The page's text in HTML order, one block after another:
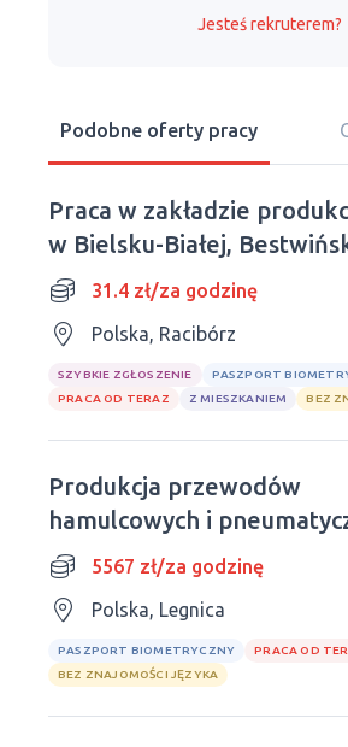
Jesteś rekruterem?
Podobne oferty pracy
Praca w zakładzie
w Bielsku-Białej,
31.4 zł/za godzinę
Polska, Racibórz
SZYBKIE ZGŁOSZENIE
PASZPORT
PRACA OD TERAZ
Z MIESZKANIEM BEZ
Produkcja przewodów
hamulcowych i
Legnica5567 zł/za godzinę
Polska, Legnica
PASZPORT BIOMETRYCZNY
PRACA OD
BEZ ZNAJOMOŚCI JĘZYKA